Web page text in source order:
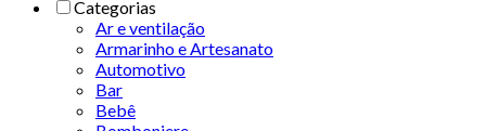
Categorias
Ar e ventilação
Armarinho e Artesanato
Automotivo
Bar
Bebê